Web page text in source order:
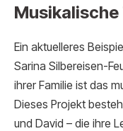
Musikalische
Ein aktuelleres
Sarina Silbereisen-
ihrer Familie ist das
Dieses Projekt
und David – die ihre